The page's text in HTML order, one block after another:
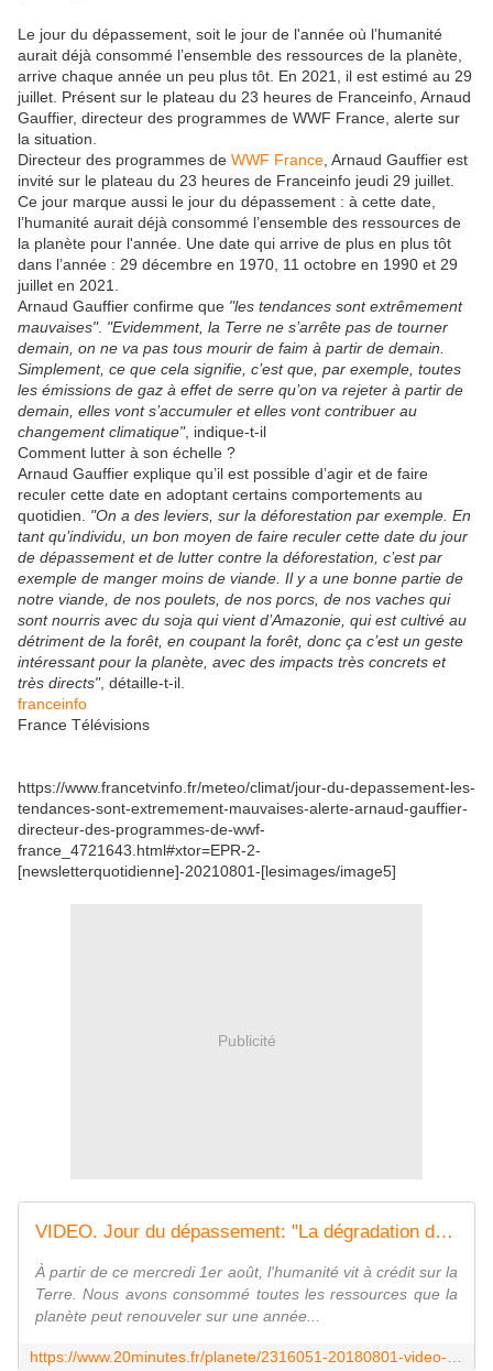
Le jour du dépassement, soit le jour de l'année où l’humanité
aurait déjà consommé l’ensemble des ressources de la planète,
arrive chaque année un peu plus tôt. En 2021, il est estimé au 29
juillet. Présent sur le plateau du 23 heures de Franceinfo, Arnaud
Gauffier, directeur des programmes de WWF France, alerte sur
la situation.
Directeur des programmes de WWF France , Arnaud Gauffier est
invité sur le plateau du 23 heures de Franceinfo jeudi 29 juillet.
Ce jour marque aussi le jour du dépassement : à cette date,
l’humanité aurait déjà consommé l’ensemble des ressources de
la planète pour l'année. Une date qui arrive de plus en plus tôt
dans l’année : 29 décembre en 1970, 11 octobre en 1990 et 29
juillet en 2021.
Arnaud Gauffier confirme que "les tendances sont extrêmement
mauvaises". "Evidemment, la Terre ne s’arrête pas de tourner
demain, on ne va pas tous mourir de faim à partir de demain.
Simplement, ce que cela signifie, c’est que, par exemple, toutes
les émissions de gaz à effet de serre qu’on va rejeter à partir de
demain, elles vont s’accumuler et elles vont contribuer au
changement climatique", indique-t-il
Comment lutter à son échelle ?
Arnaud Gauffier explique qu’il est possible d’agir et de faire
reculer cette date en adoptant certains comportements au
quotidien. "On a des leviers, sur la déforestation par exemple. En
tant qu’individu, un bon moyen de faire reculer cette date du jour
de dépassement et de lutter contre la déforestation, c’est par
exemple de manger moins de viande. Il y a une bonne partie de
notre viande, de nos poulets, de nos porcs, de nos vaches qui
sont nourris avec du soja qui vient d’Amazonie, qui est cultivé au
détriment de la forêt, en coupant la forêt, donc ça c’est un geste
intéressant pour la planète, avec des impacts très concrets et
très directs", détaille-t-il.
franceinfo
France Télévisions
https://www.francetvinfo.fr/meteo/climat/jour-du-depassement-les-
tendances-sont-extremement-mauvaises-alerte-arnaud-gauffier-
directeur-des-programmes-de-wwf-
france_4721643.html#xtor=EPR-2-
[newsletterquotidienne]-20210801-[lesimages/image5]
Publicité
VIDEO. Jour du dépassement: "La dégradation de nos ressources naturelles va toucher nos enfants"
À partir de ce mercredi 1er août, l'humanité vit à crédit sur la
Terre. Nous avons consommé toutes les ressources que la
planète peut renouveler sur une année...